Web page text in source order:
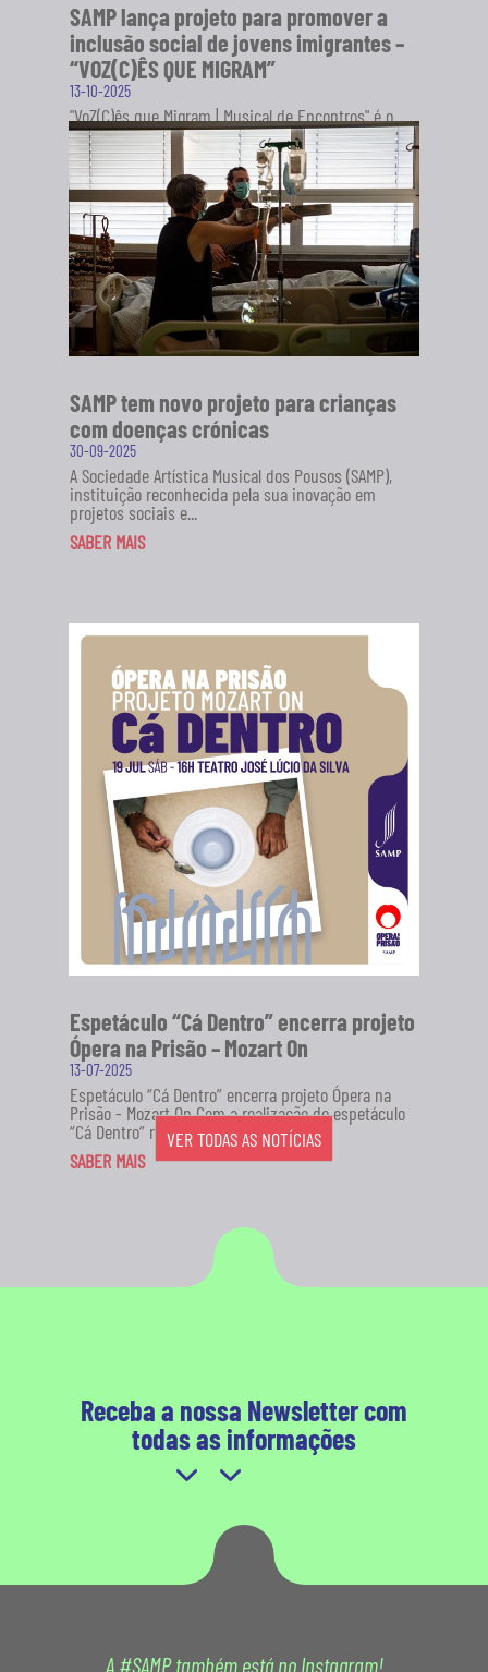
SAMP lança projeto para promover a
inclusão social de jovens imigrantes –
“VOZ(C)ÊS QUE MIGRAM”
13-10-2025
"VoZ(C)ês que Migram | Musical de Encontros" é o
novo projeto da Sociedade Artística Musical dos
Pousos (SAMP), em...
SABER MAIS
SAMP tem novo projeto para crianças
com doenças crónicas
30-09-2025
A Sociedade Artística Musical dos Pousos (SAMP),
instituição reconhecida pela sua inovação em
projetos sociais e...
SABER MAIS
Espetáculo “Cá Dentro” encerra projeto
Ópera na Prisão – Mozart On
13-07-2025
Espetáculo “Cá Dentro” encerra projeto Ópera na
Prisão - Mozart On Com a realização do espetáculo
“Cá Dentro” no...
SABER MAIS
VER TODAS AS NOTÍCIAS
Receba a nossa Newsletter com
todas as informações
A #SAMP também está no Instagram!